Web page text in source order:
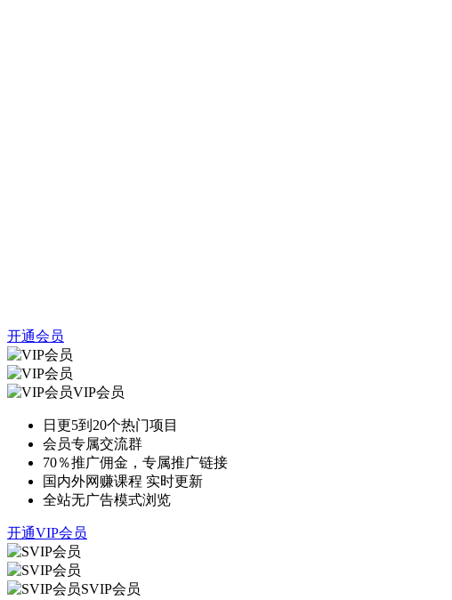
开通会员
VIP会员
日更5到20个热门项目
会员专属交流群
70％推广佣金，专属推广链接
国内外网赚课程 实时更新
全站无广告模式浏览
开通VIP会员
SVIP会员